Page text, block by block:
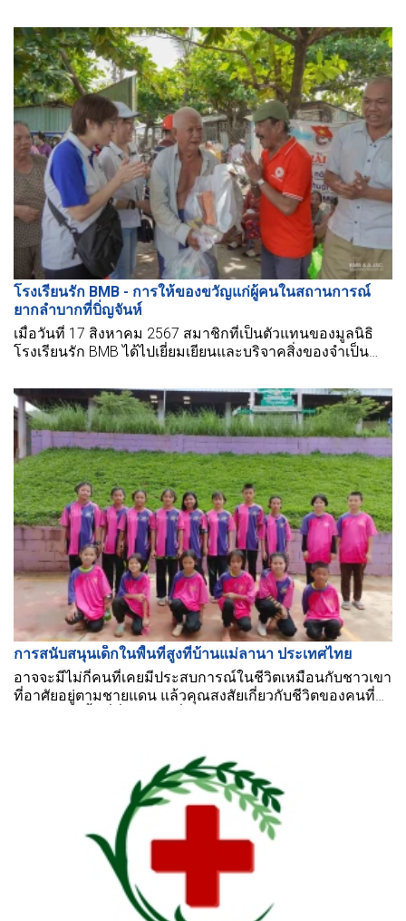
optimism,” and also silently admired monks who are had
extraordinary energy to educate and take care of above
400 children.
โรงเรียนรัก BMB - การให้ของขวัญแก่ผู้คนในสถานการณ์
ยากลำบากที่บิ่ญจันห์
เมื่อวันที่ 17 สิงหาคม 2567 สมาชิกที่เป็นตัวแทนของมูลนิธิ
โรงเรียนรัก BMB ได้ไปเยี่ยมเยียนและบริจาคสิ่งของจำเป็น
พื้นที่บิ่ญจันห์ แม้ว่าของขวัญจะไม่ใหญ่นัก แต่ก็มีความเคารพ
และความรักจากเราให้กับผู้สูงอายุ, ป้า, และลุง ที่นี่
การสนับสนุนเด็กในพื้นที่สูงที่บ้านแม่ลานา ประเทศไทย
อาจจะมีไม่กี่คนที่เคยมีประสบการณ์ในชีวิตเหมือนกับชาวเขา
ที่อาศัยอยู่ตามชายแดน แล้วคุณสงสัยเกี่ยวกับชีวิตของคนที่